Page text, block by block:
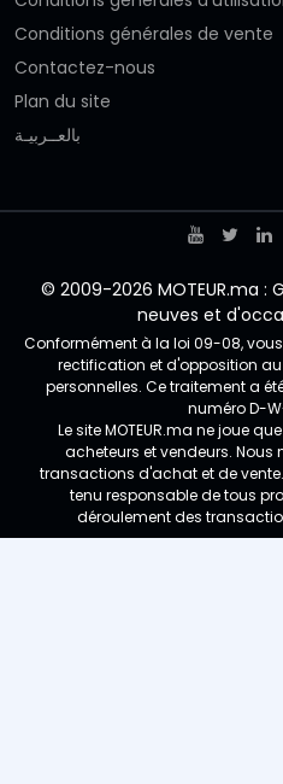
Conditions générales de vente
Contactez-nous
Plan du site
بالعــربيـة
© 2009-2026 MOTEUR.ma :
neuves et
Conformément à la loi 09-08,
rectification et d'opposition
personnelles. Ce traitement a
numéro D-
Le site MOTEUR.ma ne joue
acheteurs et vendeurs. Nous
transactions d'achat et de
tenu responsable de tous
déroulement des